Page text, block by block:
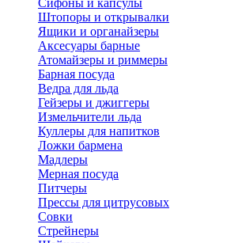
Штопоры и открывалки
Ящики и органайзеры
Аксесуары барные
Атомайзеры и риммеры
Барная посуда
Ведра для льда
Гейзеры и джиггеры
Измельчители льда
Куллеры для напитков
Ложки бармена
Мадлеры
Мерная посуда
Питчеры
Прессы для цитрусовых
Совки
Стрейнеры